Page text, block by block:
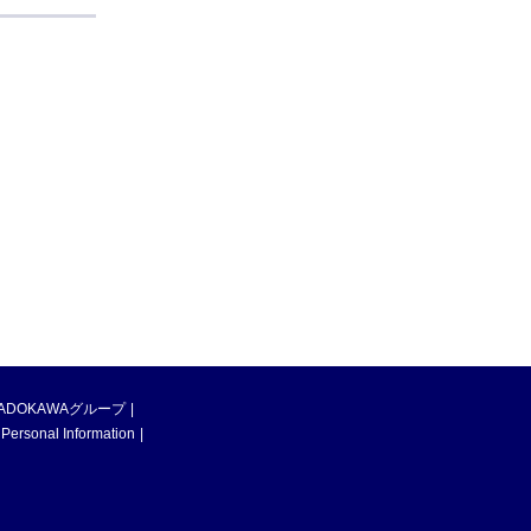
グループ
Information